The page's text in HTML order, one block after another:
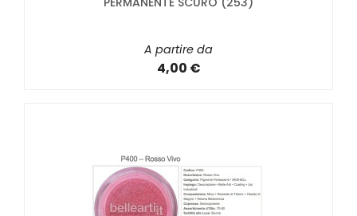
A partire da
4,00 €